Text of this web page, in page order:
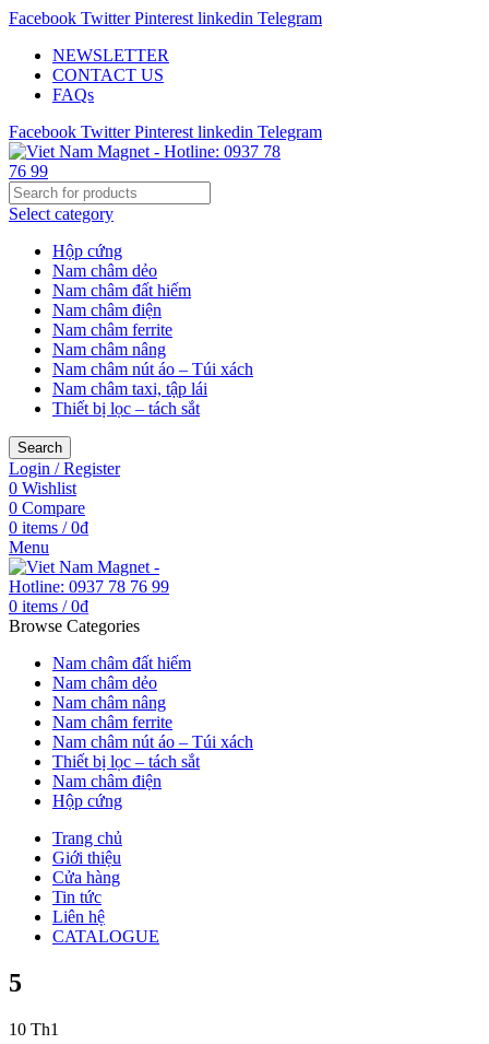
Facebook Twitter Pinterest linkedin Telegram
NEWSLETTER
CONTACT US
FAQs
Facebook Twitter Pinterest linkedin Telegram
Select category
Hộp cứng
Nam châm dẻo
Nam châm đất hiếm
Nam châm điện
Nam châm ferrite
Nam châm nâng
Nam châm nút áo – Túi xách
Nam châm taxi, tập lái
Thiết bị lọc – tách sắt
Search
Login / Register
0 Wishlist
0 Compare
0 items / 0₫
Menu
0 items / 0₫
Browse Categories
Nam châm đất hiếm
Nam châm dẻo
Nam châm nâng
Nam châm ferrite
Nam châm nút áo – Túi xách
Thiết bị lọc – tách sắt
Nam châm điện
Hộp cứng
Trang chủ
Giới thiệu
Cửa hàng
Tin tức
Liên hệ
CATALOGUE
5
10 Th1